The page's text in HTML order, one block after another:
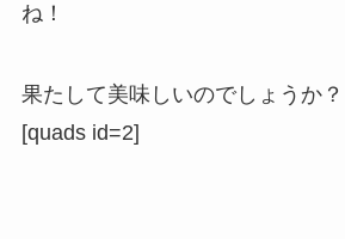
ね！
果たして美味しいのでしょうか？
[quads id=2]